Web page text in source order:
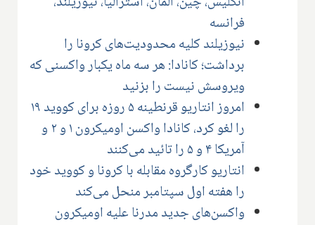
فرانسه
نیوزیلند کلیه محدودیت‌های کرونا را
برداشت؛ کانادا: هر سه ماه یکبار واکسنی که
ویروسش نیست را بزنید
امروز انتاریو قرنطینه ۵ روزه برای کووید ۱۹
را لغو کرد، کانادا واکسن اومیکرون ۱ و ۲ و
آمریکا ۴ و ۵ را تائید می‌کنند
انتاریو کارگروه مقابله با کرونا و کووید خود
را هفته اول سپتامبر منحل می‌کند
واکسن‌های جدید مدرنا علیه اومیکرون